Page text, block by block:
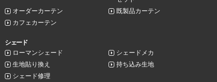
オーダーカーテン
既製品カーテン
カフェカーテン
シェード
ローマンシェード
シェードメカ
生地貼り換え
持ち込み生地
シェード修理